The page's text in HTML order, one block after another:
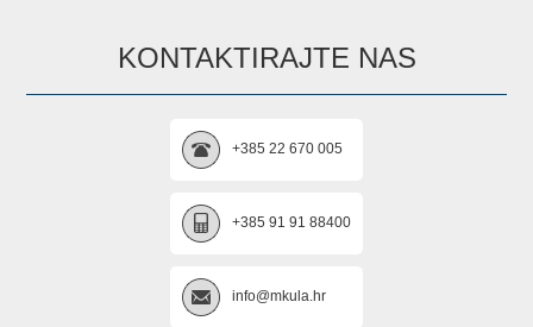
KONTAKTIRAJTE NAS
+385 22 670 005
+385 91 91 88400
info@mkula.hr